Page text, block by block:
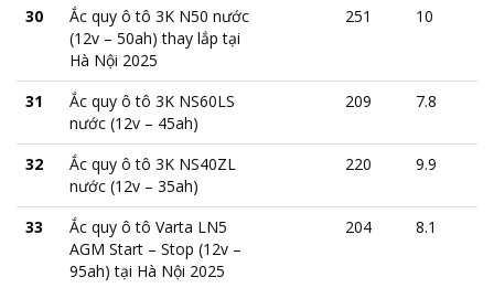
30
Ắc quy ô tô 3K N50 nước
(12v – 50ah) thay lắp tại
Hà Nội 2025
251 10
31
Ắc quy ô tô 3K NS60LS
nước (12v – 45ah)
209 7.8
32
Ắc quy ô tô 3K NS40ZL
nước (12v – 35ah)
220 9.9
33
Ắc quy ô tô Varta LN5
AGM Start – Stop (12v –
95ah) tại Hà Nội 2025
204 8.1